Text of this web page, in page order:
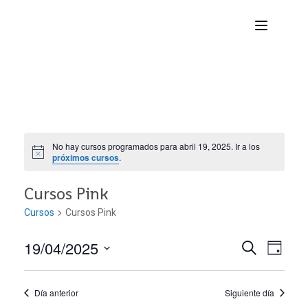
No hay cursos programados para abril 19, 2025. Ir a los
próximos cursos.
Cursos Pink
Cursos Cursos Pink
de
BUSCAR
de
DÍA
19/04/2025
Día anterior Siguiente día